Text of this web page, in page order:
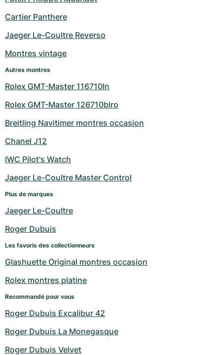
Milgauss
Oyster Perpetual
Yacht-Master II
Sea-Dweller
Sky-Dweller
Montres pour femmes
Ronde
Rotonde
Pasha
Tortue
Baignoire
Roadster
Montres d'occasion
Professional
Bentley
Cockpit
Chronospace
Super Avenger
Montbrillant
Montres d'occasion
Formula 1
Grand Carrera
Montres d'occasion
Montres pour femmes
Portofino
Portugieser
Aquatimer
Spitfire
Montres d'occasion
Spirit of Big Bang
King Power
Montres d'occasion
Cartier Panthere
Jaeger Le-Coultre Reverso
Montres vintage
Autres montres
Rolex GMT-Master 116710ln
Rolex GMT-Master 126710blro
Breitling Navitimer montres occasion
Chanel J12
IWC Pilot's Watch
Jaeger Le-Coultre Master Control
Plus de marques
Jaeger Le-Coultre
Roger Dubuis
Les favoris des collectionneurs
Glashuette Original montres occasion
Rolex montres platine
Recommandé pour vous
Roger Dubuis Excalibur 42
Roger Dubuis La Monegasque
Roger Dubuis Velvet